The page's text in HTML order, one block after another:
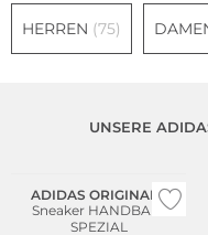
HERREN (75)
UNSERE
ADIDAS ORIGINALS
Sneaker HANDBALL
SPEZIAL